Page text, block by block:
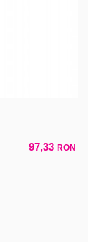
97,33 RON